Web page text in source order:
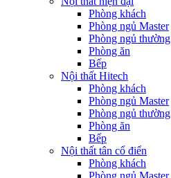
Phòng khách
Phòng ngủ Master
Phòng ngủ thường
Phòng ăn
Bếp
Nội thất Hitech
Phòng khách
Phòng ngủ Master
Phòng ngủ thường
Phòng ăn
Bếp
Nội thất tân cổ điển
Phòng khách
Phòng ngủ Master